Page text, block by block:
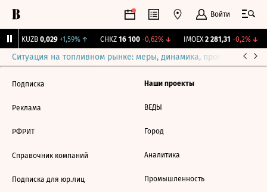
Войти
KUZB 0,029 +1,59%↑ CHKZ 16 100 -0,62%↓ IMOEX 2 281,31 -0,2%↓
Ситуация на топливном рынке: меры, динамика, прогнозы
Подписка
Реклама
РФРИТ
Справочник компаний
Подписка для юр.лиц
Наши проекты
ВЕДЫ
Город
Аналитика
Промышленность